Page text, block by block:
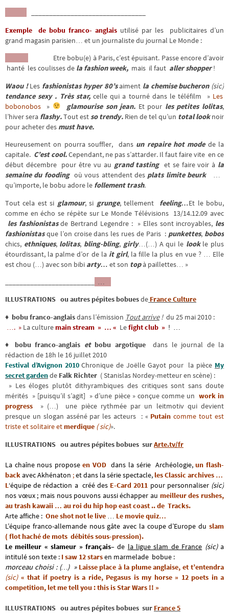
Exemple de bobu franco- anglais utilisé par les publicitaires d’un
grand magasin parisien… et un journaliste du journal Le Monde :
Etre bobu(e) à Paris, c’est épuisant. Passe encore d’avoir
hanté les coulisses de la fashion week, mais il faut aller shopper!
Waou !Les fashionistas hyper 80’saiment la chemise bucheron (sic)
tendance sexy . Très star,celle qui a tourné dans le téléfilm » Les
bobonobos
» glamourise son jean. Et pour les petites lolitas,
l’hiver sera flashy.Tout estso trendy. Rien de tel qu’un total looknoir
pour acheter des must have.
Heureusement on pourra souffler, dans un repaire hot modede la
capitale. C’est cool.Cependant, ne pas s’attarder. Il faut faire vite en ce
début décembre pour être vu au grand tastinget se faire voir à la
semaine du foodingoù vous attendent des plats limite beurk
…
qu’importe, le bobu adore le follement trash.
Tout cela est si glamour, si grunge, tellement feeling…Et le bobu,
comme en écho se répète sur Le Monde Télévisions 13/14.12.09 avec
les fashionistasde Bertrand Legendre : » Elles sont incroyables, les
fashionistasque l’on croise dans les rues de Paris : punkettes, bobos
chics, ethniques, lolitas, bling-bling, girly…(…) A qui lelookle plus
étourdissant, la palme d’or de la it girl, la fille la plus en vue ? … Elle
est chou (…) avec son bibi arty… et son topà paillettes… »
…
ILLUSTRATIONS ou autres pépites bobuesde France Culture
♦ bobu franco-anglaisdans l’émission Tout arrive!du 25 mai 2010 :
…. » La culturemain stream » … « Lefight club » ! …
♦ bobu franco-anglais et bobu argotique
dans le journal de la
rédaction de 18h le 16 juillet 2010
Festival d’Avignon 2010 Chronique de Joëlle Gayot pour la pièce My
secret gardende Falk Richter ( Stanislas Nordey-metteur en scène) :
» Les éloges plutôt dithyrambiques des critiques sont sans doute
mérités » [puisqu’il s’agit] » d’une pièce » conçue comme un work in
progress
» (…) une pièce rythmée par un leitmotiv qui devient
presque un slogan asséné par les acteurs : « Putain comme tout est
triste et solitaire etmerdique (sic)».
ILLUSTRATIONS ou autres pépites bobues surArte.tv/fr
La chaîne nous propose en VOD dans la série Archéologie,un flash-
backavec Akhénaton ;et dans la série spectacle,les Classic archives …
L‘équipe de rédaction a créé des E-Card 2011 pour personnaliser(sic)
nos vœux ; mais nous pouvons aussi échapper au meilleur des rushes,
au trash kawaii … au roi du hip hop east coast .. de Tracks.
Arte affiche : One shot not le live … Le movie quiz…
L’équipe franco-allemande nous gâte avec la coupe d’Europe du slam
( flot haché de mots débités sous-pression).
Le meilleur « slameur » français– de la ligue slam de France (sic)a
intitulé son texte : I saw 12 starsen marmelade bobue :
morceau choisi : (…) » Laisse place à la plume anglaise, et t’entendra
(sic)« that if poetry is a ride, Pegasus is my horse » 12 poets in a
competition, let me tell you : this is Star Wars !! »
ILLUSTRATIONS ou autres pépites bobues sur France 5